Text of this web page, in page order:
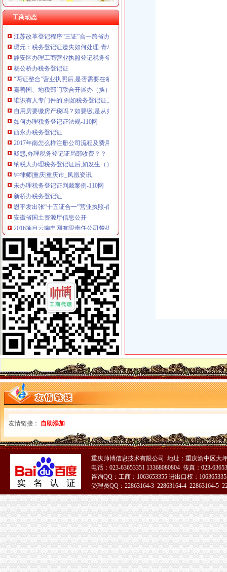
工商动态
敖汉旗国税局为家“营改增”企业成功办理税务登记敖汉动态-赤峰
武汉三区试点：工商税务质监三证可一次办齐
珺元：税务登记证遗失如何处理-青岛代理记账_青岛注册公司-青岛珺元
静安区办理工商营业执照登记税务登记证代理记账一站式-上海58同城
杨公桥办税务登记证
“两证整合”营业执照后,是否需要在领取营业执照30日内办理税务
嘉善国、地税部门联合开展办（换）税务登记证工作--浙江在线-嘉兴频道
谁识有人专门件的,例如税务登记证,卫生许可许！-畅谈罗定
自用房要缴房产税吗？如要缴,是从办税务登记证之日开始计算吗？
如何办理税务登记证法规-110网
西永办税务登记证
2017年南怎么样注册公司流程及费用
疑惑,办理税务登记证局部收费？？【聊城吧】_百度贴吧
纳税人办理税务登记证后,如发生（）时,应当办理注销税务登记。
钟律师|重庆|重庆市_凤凰资讯
未办理税务登记证判裁案例-110网
新桥办税务登记证
恩平发出张“十五证合一”营业执照-南方都市报·奥一网
安徽省国土资源厅信息公开
2016项目云南电网有限责任公司楚雄供电局牟定供电有限公司办公生产
2015年度日常关联交易预计公告_深康佳A(000016)
往来港澳通行证申办-商务-北京市大兴区人民网站
童家桥办税务登记证
新消息！济南26家企业被取消生猪定点屠宰资格
金融街：公开发行2009年第一期公司券募集说明书摘要_股票频道_
沙坪坝童家桥附近工商代办公司营业执照_重庆工商注册_重庆列表网
荣昌县税务登记证办理_列表网
当月办税务登记证,当月需要报税吗?-竹西财务社的日志-网易博客
双碑办税务登记证
长沙装修火锅店哪家专业？
哪些纳税人可以不办理税务登记证?_好奇_新浪博客
办理税务登记证需带什么资料-厦门地税答疑
宜居畅通卡_百度百科
怎样办理税务登记证_已解决-阿里巴巴生意经
三峡广场办税务登记证
新广场附近兼职会计代理记账报税办税务登记证注册公司-广州58同城
重庆楼中店遍地开花繁荣背后的成长烦恼_国内外新报道_大众网
重庆一般纳税人申请：办工商注册代理记账-重庆爱问分类
三峡新材（）2015年非公开发行A股股票预案（第三次修订版
新文化：发行股份及支付现金购买资产并募集配套资金暨重大资产重组
青木关办税务登记证
个人中心-网贷之家
新闻速递
云南省国家税务局公告2013年第10号云南省国家税务局货物运输
办理营业执照和税务登记证的相关费用在管理费用的那个明细科目-请
个体办理税务登记证去哪办-相关问题-110网法律咨询
井口办税务登记证
家详解自贡50条新政（二）：分类推进去产能（自贡详实的购房补
黑龙江铁矿纠纷象：检察官染指矿山成公开密西本新干线
重庆到吴江物流公司_重庆远东物流有限公司_中科商务网
吉林领先科技发展股份有限公司民生证券股份有限公司关於公司资产置
河南桐柏无证企业采铁矿执法人员被殴昏-采购批发|网上贸易|产品
友情链接： 自助添加
重庆帅博信息技术有限公司 地址：重庆渝中区大
电话：023-63653351 13368080804 传真：023-
咨询QQ：工商：1063653355 进出口权：
受理员QQ：22863164-3 22863164-4 22863164-5
51La